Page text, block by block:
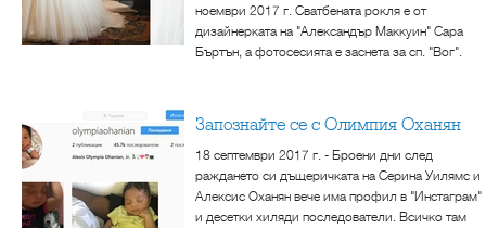
ноември 2017 г. Сватбената рокля е от
дизайнерката на "Александър Маккуин" Сара
Бъртън, а фотосесията е заснета за сп. "Вог".
Запознайте се с Олимпия Оханян
18 септември 2017 г. - Броени дни след
раждането си дъщеричката на Серина Уилямс и
Алексис Оханян вече има профил в "Инстаграм"
и десетки хиляди последователи. Всичко там